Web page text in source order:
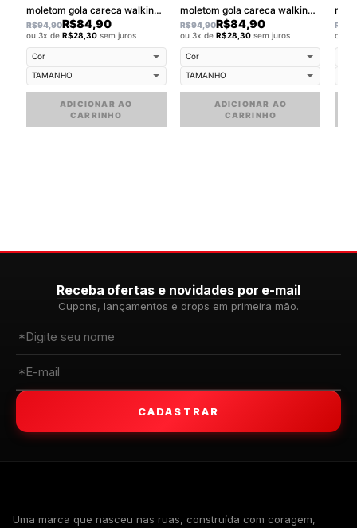
moletom gola careca walkind smilie star
R$94,90R$84,90
ou 3x de R$28,30sem juros
ADICIONAR AO
CARRINHO
moletom gola careca walkind smilie melt - Copia
R$94,90R$84,90
ou 3x deR$28,30 sem juros
ADICIONAR AO
CARRINHO
R$
ou
Receba ofertas e novidades por e-mail
Cupons, lançamentos e drops em primeira mão.
CADASTRAR
Uma marca que nasceu nas ruas, construída com coragem,